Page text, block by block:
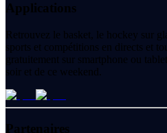
Applications
Retrouvez le basket, le hockey sur
sports et compétitions en directs et
gratuitement sur smartphone ou
soir et de ce weekend.
Partenaires